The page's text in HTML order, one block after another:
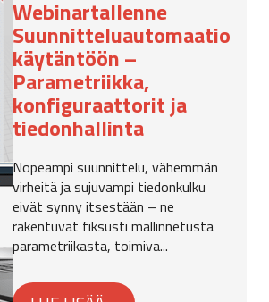
Webinartallenne
Suunnitteluautomaatio
käytäntöön –
Parametriikka,
konfiguraattorit ja
tiedonhallinta
Nopeampi suunnittelu, vähemmän
virheitä ja sujuvampi tiedonkulku
eivät synny itsestään – ne
rakentuvat fiksusti mallinnetusta
parametriikasta, toimiva...